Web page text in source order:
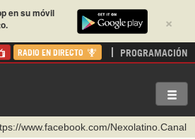
×
en su móvil
RADIO EN DIRECTO PROGRAMACIÓN
www.facebook.com/Nexolatino.Canal